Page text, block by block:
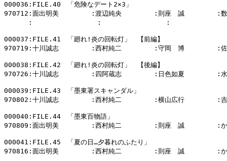
000036:FILE.40　「危険なデート2×3」
970712:面出明美        :渡辺純央        :則座　誠        :数
:                :                :
000037:FILE.41　「廻れ!炎の回転灯」　【前編】
970719:十川誠志        :西村純二        :守岡　博        :佐
000038:FILE.42　「廻れ!炎の回転灯」　【後編】
970726:十川誠志        :四阿蔵志        :日色如夏        :水
000039:FILE.43　「墨東署スキャンダル」
970802:十川誠志        :西村純二        :横山広行        :吉
000040:FILE.44　「墨東百物語」
970809:面出明美        :西村純二        :則座　誠        :か
000041:FILE.45　「夏の日…夕暮れのふたり」
970816:面出明美        :西村純二        :則座　誠        :か